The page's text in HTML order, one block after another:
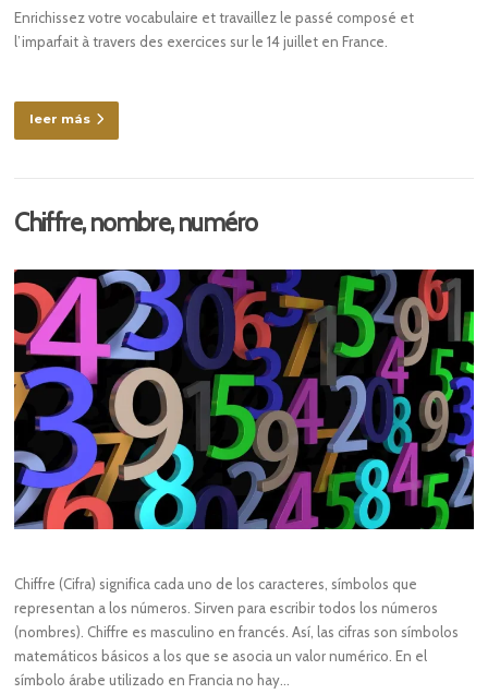
Enrichissez votre vocabulaire et travaillez le passé composé et
l’imparfait à travers des exercices sur le 14 juillet en France.
leer más
Chiffre, nombre, numéro
Chiffre (Cifra) significa cada uno de los caracteres, símbolos que
representan a los números. Sirven para escribir todos los números
(nombres). Chiffre es masculino en francés. Así, las cifras son símbolos
matemáticos básicos a los que se asocia un valor numérico. En el
símbolo árabe utilizado en Francia no hay…